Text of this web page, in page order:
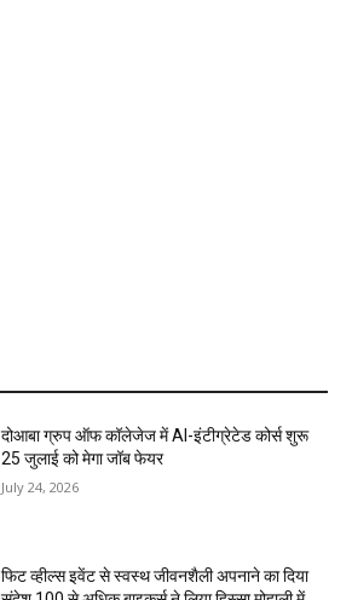
दोआबा ग्रुप ऑफ कॉलेजेज में AI-इंटीग्रेटेड कोर्स शुरू
25 जुलाई को मेगा जॉब फेयर
July 24, 2026
फिट व्हील्स इवेंट से स्वस्थ जीवनशैली अपनाने का दिया